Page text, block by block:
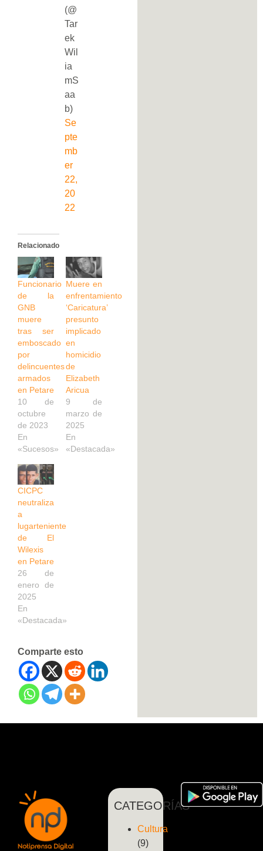
(@
Tar
ek
Wil
ia
mS
aa
b)
Se
pte
mb
er
22,
20
22
Relacionado
Funcionario
de la
GNB
muere
tras ser
emboscado
por
delincuentes
armados
en Petare
10 de
octubre
de 2023
En
«Sucesos»
Muere en
enfrentamiento
‘Caricatura’
presunto
implicado
en
homicidio
de
Elizabeth
Aricua
9 de
marzo de
2025
En
«Destacada»
CICPC
neutraliza
a
lugarteniente
de El
Wilexis
en Petare
26 de
enero de
2025
En
«Destacada»
Comparte esto
CATEGORÍAS
Cultura
(9)